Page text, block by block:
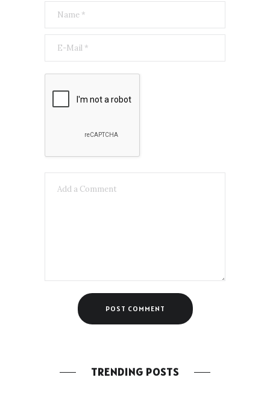
TRENDING POSTS